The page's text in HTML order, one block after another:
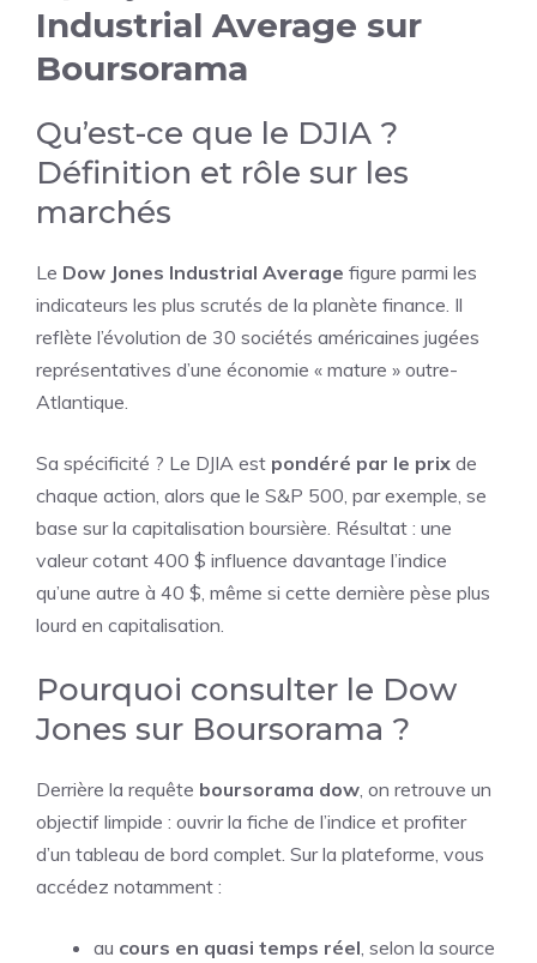
Industrial Average sur
Boursorama
Qu’est-ce que le DJIA ?
Définition et rôle sur les
marchés
Le Dow Jones Industrial Average figure parmi les
indicateurs les plus scrutés de la planète finance. Il
reflète l’évolution de 30 sociétés américaines jugées
représentatives d’une économie « mature » outre-
Atlantique.
Sa spécificité ? Le DJIA est pondéré par le prix de
chaque action, alors que le S&P 500, par exemple, se
base sur la capitalisation boursière. Résultat : une
valeur cotant 400 $ influence davantage l’indice
qu’une autre à 40 $, même si cette dernière pèse plus
lourd en capitalisation.
Pourquoi consulter le Dow
Jones sur Boursorama ?
Derrière la requête boursorama dow, on retrouve un
objectif limpide : ouvrir la fiche de l’indice et profiter
d’un tableau de bord complet. Sur la plateforme, vous
accédez notamment :
au cours en quasi temps réel, selon la source